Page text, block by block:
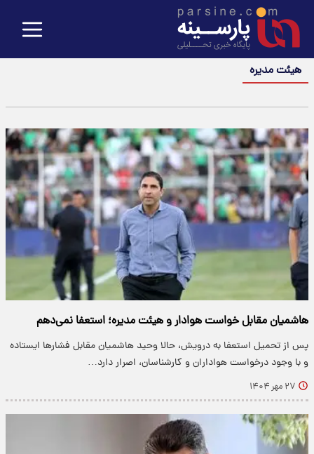
هیئت مدیره
هاشمیان مقابل خواست هوادار و هیئت مدیره؛ استعفا نمی‌دهم
پس از تحمیل استعفا به درویش، حالا وحید هاشمیان مقابل فشارها ایستاده
و با وجود درخواست هواداران و کارشناسان، اصرار دارد…
۲۷ مهر ۱۴۰۴